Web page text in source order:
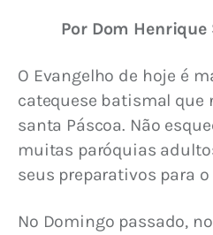
Por Dom Henrique
O Evangelho de hoje é
catequese batismal que
santa Páscoa. Não
muitas paróquias
seus preparativos para
No Domingo passado,